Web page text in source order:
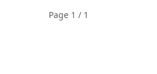
Page 1 / 1